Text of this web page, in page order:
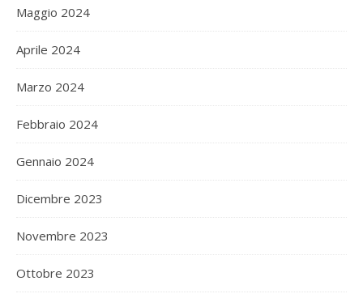
Maggio 2024
Aprile 2024
Marzo 2024
Febbraio 2024
Gennaio 2024
Dicembre 2023
Novembre 2023
Ottobre 2023